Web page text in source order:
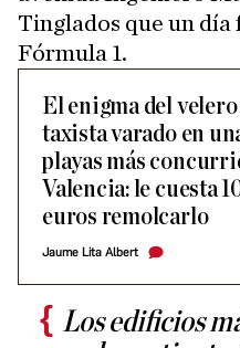
Tinglados que un
Fórmula 1.
El enigma del
taxista varado en
playas más
Valencia: le cuesta
euros remolcarlo
Jaume Lita Albert
Los edificios